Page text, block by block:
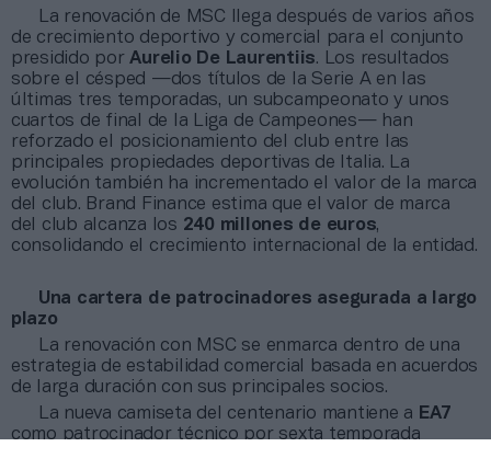
La renovación de MSC llega después de varios años
de crecimiento deportivo y comercial para el conjunto
presidido porAurelio De Laurentiis. Los resultados
sobre el césped —dos títulos de la Serie A en las
últimas tres temporadas, un subcampeonato y unos
cuartos de final de la Liga de Campeones— han
reforzado el posicionamiento del club entre las
principales propiedades deportivas de Italia. La
evolución también ha incrementado el valor de la marca
del club. Brand Finance estima que el valor de marca
del club alcanza los 240 millones de euros,
consolidando el crecimiento internacional de la entidad.
Una cartera de patrocinadores asegurada a largo
plazo
La renovación con MSC se enmarca dentro de una
estrategia de estabilidad comercial basada en acuerdos
de larga duración con sus principales socios.
La nueva camiseta del centenario mantiene a EA7
como patrocinador técnico por sexta temporada